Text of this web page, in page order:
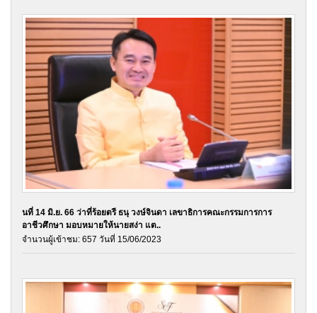
นที่ 14 มิ.ย. 66 ว่าที่ร้อยตรี ธนุ วงษ์จินดา เลขาธิการคณะกรรมการการ
อาชีวศึกษา มอบหมายให้นายสง่า แต..
จำนวนผู้เข้าชม: 657 วันที่ 15/06/2023